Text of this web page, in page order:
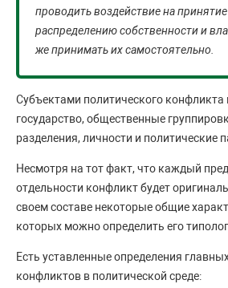
проводить воздействие на
распределению собственности и
же принимать их самостоятельно.
Субъектами политического
государство, общественные
разделения, личности и политические
Несмотря на тот факт, что каждый
отдельности конфликт будет
своем составе некоторые общие
которых можно определить его
Есть уставленные определения
конфликтов в политической среде: